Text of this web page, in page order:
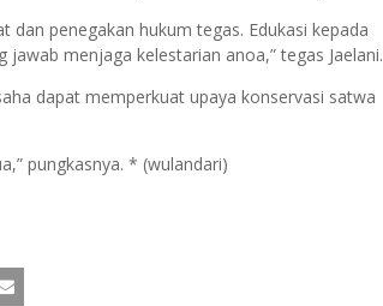
dan penegakan hukum tegas. Edukasi kepada
menjaga kelestarian anoa,” tegas Jaelani.
dapat memperkuat upaya konservasi satwa
pungkasnya. * (wulandari)